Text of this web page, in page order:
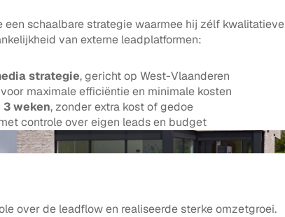
schaalbare strategie waarmee hij zélf kwalitatieve
van externe leadplatformen:
strategie, gericht op West-Vlaanderen
voor maximale efficiëntie en minimale kosten
weken, zonder extra kost of gedoe
controle over eigen leads en budget
over de leadflow en realiseerde sterke omzetgroei.